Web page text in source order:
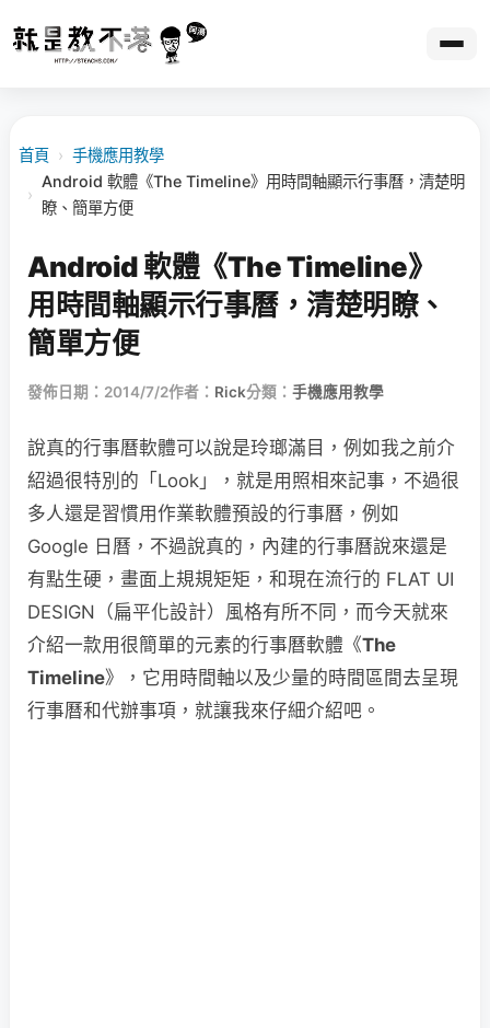
首頁 › 手機應用教學
›
Android 軟體《The Timeline》用時間軸顯示行事曆，清楚明
瞭、簡單方便
Android 軟體《The Timeline》
用時間軸顯示行事曆，清楚明瞭、
簡單方便
發佈日期：2014/7/2作者： Rick分類： 手機應用教學
說真的行事曆軟體可以說是玲瑯滿目，例如我之前介
紹過很特別的「Look」，就是用照相來記事，不過很
多人還是習慣用作業軟體預設的行事曆，例如
Google 日曆，不過說真的，內建的行事曆說來還是
有點生硬，畫面上規規矩矩，和現在流行的 FLAT UI
DESIGN（扁平化設計）風格有所不同，而今天就來
介紹一款用很簡單的元素的行事曆軟體《The
Timeline》，它用時間軸以及少量的時間區間去呈現
行事曆和代辦事項，就讓我來仔細介紹吧。